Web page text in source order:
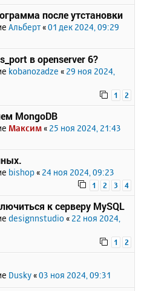
после утстановки
Альберт «01 дек 2024, 09:29
в openserver 6?
kobanozadze « 29 ноя 2024,
1 2
MongoDB
Максим « 25 ноя 2024, 21:43
bishop « 24 ноя 2024, 09:23
1 2 3 4
к серверу MySQL
designnstudio « 22 ноя 2024,
1 2
Dusky «03 ноя 2024, 09:31